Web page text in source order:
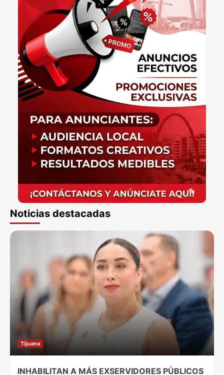
Noticias destacadas
Tijuana
INHABILITAN A MÁS EXSERVIDORES PÚBLICOS